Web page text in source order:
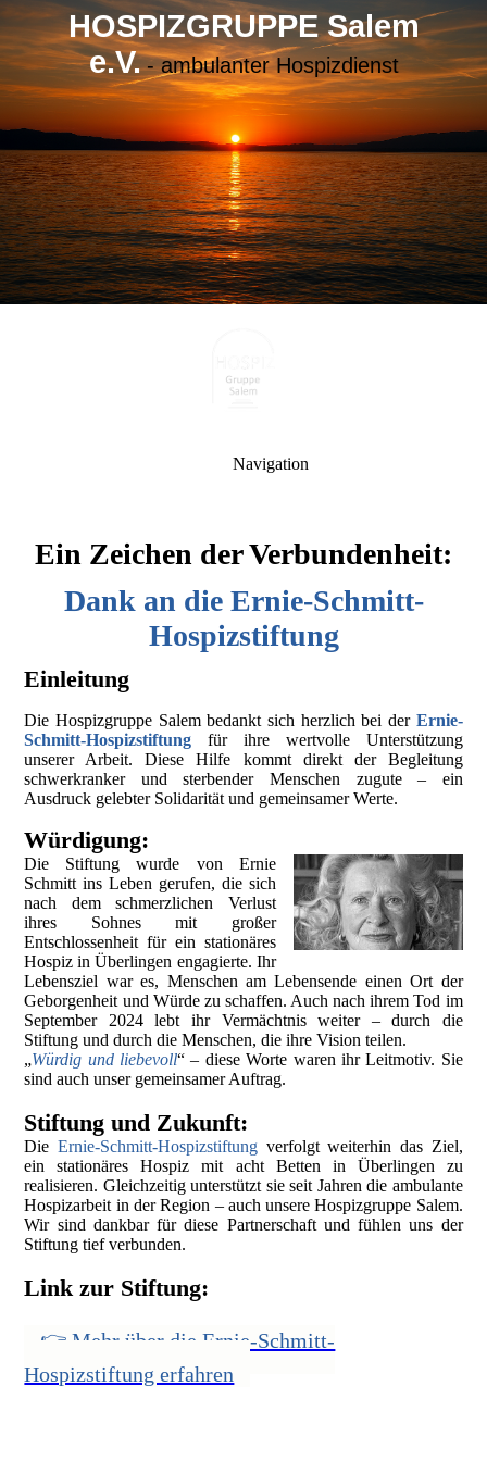
HOSPIZGRUPPE Salem
e.V. - ambulanter Hospizdienst
Navigation
Ein Zeichen der Verbundenheit:
Dank an die Ernie-Schmitt-
Hospizstiftung
Einleitung
Die Hospizgruppe Salem bedankt sich herzlich bei der Ernie-
Schmitt-Hospizstiftung für ihre wertvolle Unterstützung
unserer Arbeit. Diese Hilfe kommt direkt der Begleitung
schwerkranker und sterbender Menschen zugute – ein
Ausdruck gelebter Solidarität und gemeinsamer Werte.
Würdigung:
Die Stiftung wurde von Ernie
Schmitt ins Leben gerufen, die sich
nach dem schmerzlichen Verlust
ihres Sohnes mit großer
Entschlossenheit für ein stationäres
Hospiz in Überlingen engagierte. Ihr
Lebensziel war es, Menschen am Lebensende einen Ort der
Geborgenheit und Würde zu schaffen. Auch nach ihrem Tod im
September 2024 lebt ihr Vermächtnis weiter – durch die
Stiftung und durch die Menschen, die ihre Vision teilen.
„Würdig und liebevoll“ – diese Worte waren ihr Leitmotiv. Sie
sind auch unser gemeinsamer Auftrag.
Stiftung und Zukunft:
DieErnie-Schmitt-Hospizstiftung verfolgt weiterhin das Ziel,
ein stationäres Hospiz mit acht Betten in Überlingen zu
realisieren. Gleichzeitig unterstützt sie seit Jahren die ambulante
Hospizarbeit in der Region – auch unsere Hospizgruppe Salem.
Wir sind dankbar für diese Partnerschaft und fühlen uns der
Stiftung tief verbunden.
Link zur Stiftung:
👉 Mehr über die Ernie-Schmitt-
Hospizstiftung erfahren